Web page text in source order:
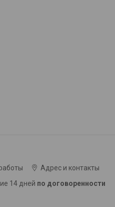
Адрес и контакты
14 дней по договоренности